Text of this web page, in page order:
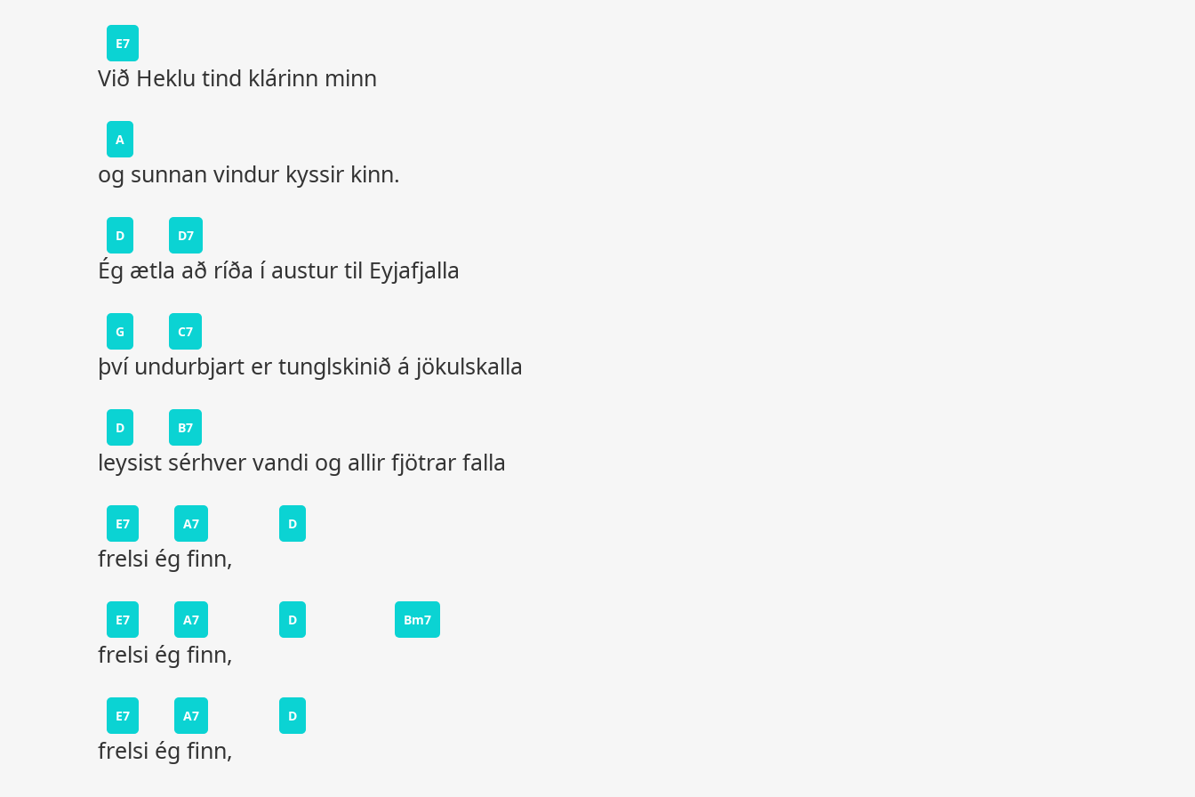
E7
Við Heklu tind klárinn minn
A
og sunnan vindur kyssir kinn.
D D7
Ég ætla að ríða í austur til Eyjafjalla
G C7
því undurbjart er tunglskinið á jökulskalla
D B7
leysist sérhver vandi og allir fjötrar falla
E7 A7 D
frelsi ég finn,
E7 A7 D Bm7
frelsi ég finn,
E7 A7 D
frelsi ég finn,